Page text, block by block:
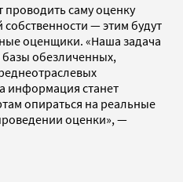
проводить саму оценку
— этим будут
оценщики. «Наша задача
обезличенных,
информация станет
опираться на реальные
оценки», —